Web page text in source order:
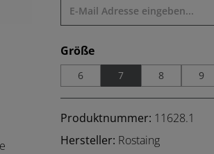
Größeauswählen
6 7 8 9
Produktnummer: 11628.1
Hersteller: Rostaing